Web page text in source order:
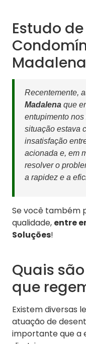
Estudo
Madalena
Recentemente,
Madalena que
entupimento
situação estava
insatisfação
acionada e, em
resolver o
a rapidez e a
Se você também
qualidade, entre
Soluções!
Quais
que
Existem diversas
atuação de
importante que a